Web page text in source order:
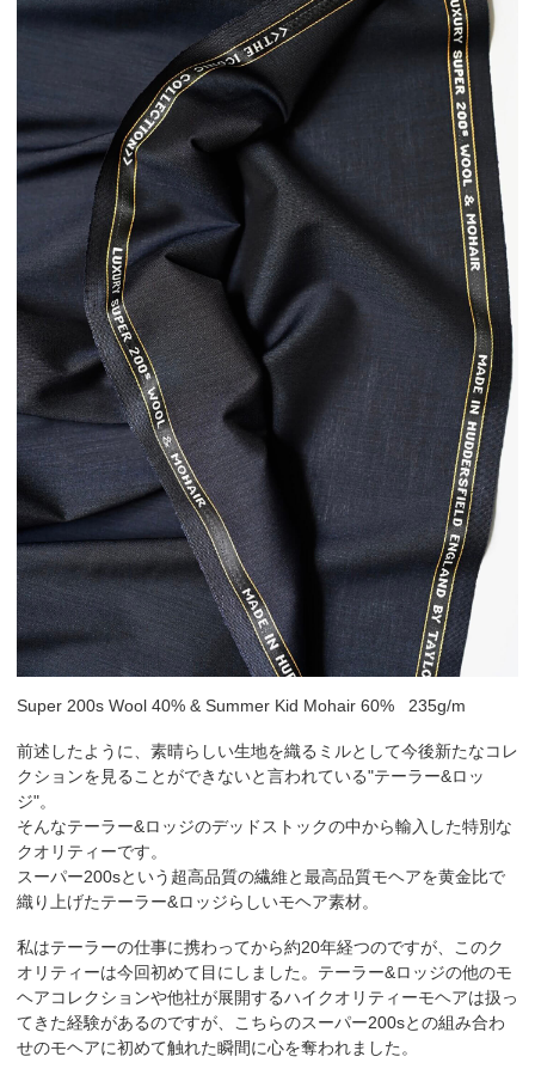
Super 200s Wool 40% & Summer Kid Mohair 60% 235g/m
前述したように、素晴らしい生地を織るミルとして今後新たなコレ
クションを見ることができないと言われている"テーラー&ロッ
ジ"。
そんなテーラー&ロッジのデッドストックの中から輸入した特別な
クオリティーです。
スーパー200sという超高品質の繊維と最高品質モヘアを黄金比で
織り上げたテーラー&ロッジらしいモヘア素材。
私はテーラーの仕事に携わってから約20年経つのですが、このク
オリティーは今回初めて目にしました。テーラー&ロッジの他のモ
ヘアコレクションや他社が展開するハイクオリティーモヘアは扱っ
てきた経験があるのですが、こちらのスーパー200sとの組み合わ
せのモヘアに初めて触れた瞬間に心を奪われました。